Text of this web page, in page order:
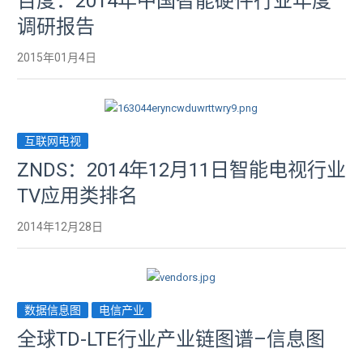
调研报告
2015年01月4日
互联网电视
ZNDS：2014年12月11日智能电视行业
TV应用类排名
2014年12月28日
数据信息图 电信产业
全球TD-LTE行业产业链图谱–信息图